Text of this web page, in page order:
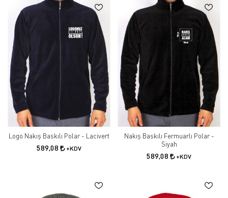
Logo Nakış Baskılı Polar - Lacivert
589,08 +KDV
Nakış Baskılı Fermuarlı Polar -
Siyah
589,08 +KDV